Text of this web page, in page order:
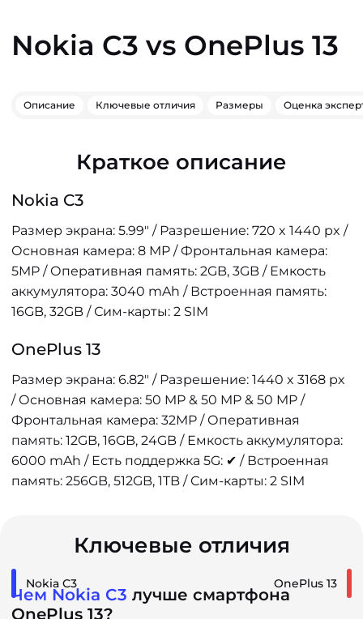
Nokia C3 vs OnePlus 13
Описание Ключевые отличия Размеры Оценка
Краткое описание
Nokia C3
Размер экрана: 5.99" / Разрешение: 720 x 1440 px /
Основная камера: 8 MP / Фронтальная камера:
5MP / Оперативная память: 2GB, 3GB / Емкость
аккумулятора: 3040 mAh / Встроенная память:
16GB, 32GB / Сим-карты: 2 SIM
OnePlus 13
Размер экрана: 6.82" / Разрешение: 1440 x 3168 px
/ Основная камера: 50 MP & 50 MP & 50 MP /
Фронтальная камера: 32MP / Оперативная
память: 12GB, 16GB, 24GB / Емкость аккумулятора:
6000 mAh / Есть поддержка 5G: ✔ / Встроенная
память: 256GB, 512GB, 1TB / Сим-карты: 2 SIM
Ключевые отличия
Nokia C3 OnePlus 13
Чем Nokia C3 лучше смартфона
OnePlus 13?